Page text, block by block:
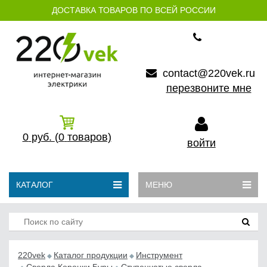
ДОСТАВКА ТОВАРОВ ПО ВСЕЙ РОССИИ
contact@220vek.ru
перезвоните мне
0 руб. (0 товаров) войти
КАТАЛОГ МЕНЮ
220vek Каталог продукции
Инструмент